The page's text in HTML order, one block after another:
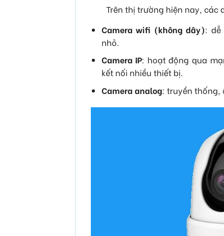
Trên thị trường hiện nay, các
Camera wifi (không dây): dễ
nhỏ.
Camera IP: hoạt động qua
kết nối nhiều thiết bị.
Camera analog: truyền thống,